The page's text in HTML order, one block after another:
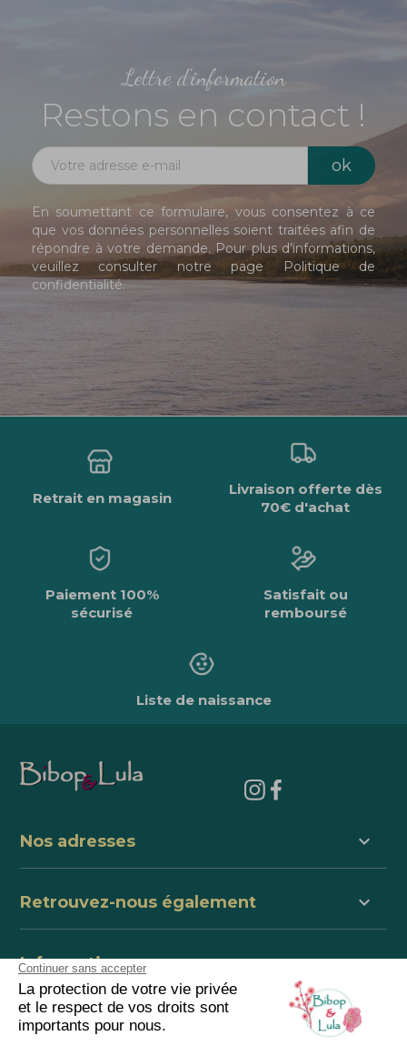
Lettre d'information
Restons en contact !
En soumettant ce formulaire, vous consentez à ce
que vos données personnelles soient traitées afin de
répondre à votre demande. Pour plus d’informations,
veuillez consulter notre page Politique de
confidentialité.
Retrait en magasin
Livraison offerte dès
70€ d'achat
Paiement 100%
sécurisé
Satisfait ou
remboursé
Liste de naissance
Nos adresses keyboard_arrow_down
Retrouvez-nous également keyboard_arrow_down
Informations keyboard_arrow_down
centre de support keyboard_arrow_down